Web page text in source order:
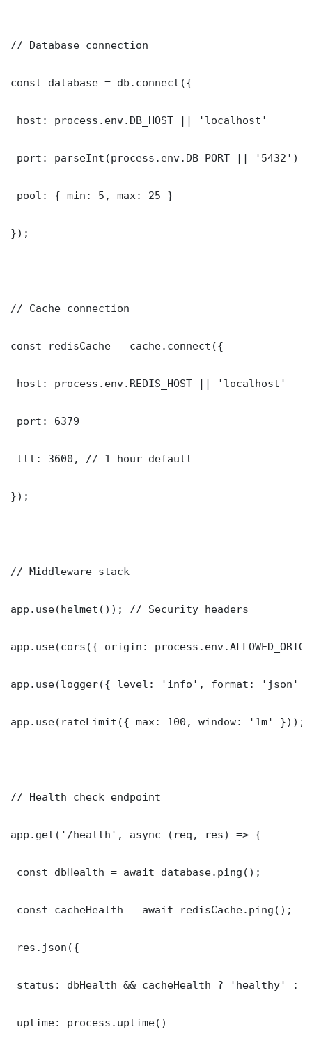
// Database connection
const database = db.connect({
host: process.env.DB_HOST || 'localhost'
port: parseInt(process.env.DB_PORT || '5432')
pool: { min: 5, max: 25 }
});
// Cache connection
const redisCache = cache.connect({
host: process.env.REDIS_HOST || 'localhost'
port: 6379
ttl: 3600, // 1 hour default
});
// Middleware stack
app.use(helmet()); // Security headers
app.use(cors({ origin:
app.use(logger({ level: 'info', format: 'json'
app.use(rateLimit({ max: 100, window: '1m' }));
// Health check endpoint
app.get('/health', async (req, res) => {
const dbHealth = await database.ping();
const cacheHealth = await redisCache.ping();
res.json({
status: dbHealth && cacheHealth ? 'healthy' :
uptime: process.uptime()